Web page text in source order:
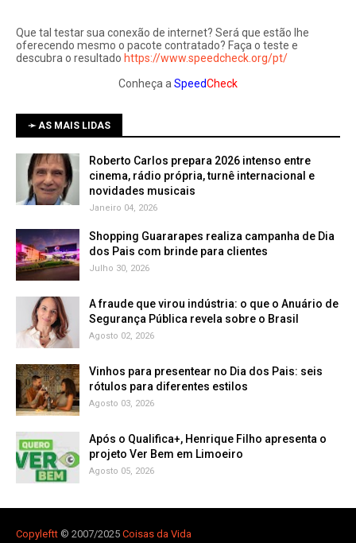
Que tal testar sua conexão de internet? Será que estão lhe
oferecendo mesmo o pacote contratado? Faça o teste e
descubra o resultado https://www.speedcheck.org/pt/
Conheça a SpeedCheck
➛ AS MAIS LIDAS
Roberto Carlos prepara 2026 intenso entre
cinema, rádio própria, turnê internacional e
novidades musicais
Janeiro 04, 2026
Shopping Guararapes realiza campanha de Dia
dos Pais com brinde para clientes
Julho 30, 2026
A fraude que virou indústria: o que o Anuário de
Segurança Pública revela sobre o Brasil
Agosto 02, 2026
Vinhos para presentear no Dia dos Pais: seis
rótulos para diferentes estilos
Agosto 03, 2026
Após o Qualifica+, Henrique Filho apresenta o
projeto Ver Bem em Limoeiro
Agosto 05, 2026
Copyleftt © 2007/2025 Coisas da Vida